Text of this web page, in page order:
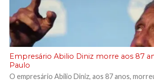
Empresário Abilio Diniz morre aos 87
Paulo
O empresário Abilio Diniz, aos 87 anos,